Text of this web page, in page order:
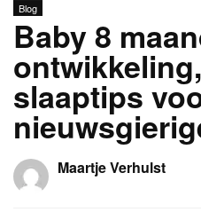
Blog
Baby 8
slaaptips
Maartje Verhulst